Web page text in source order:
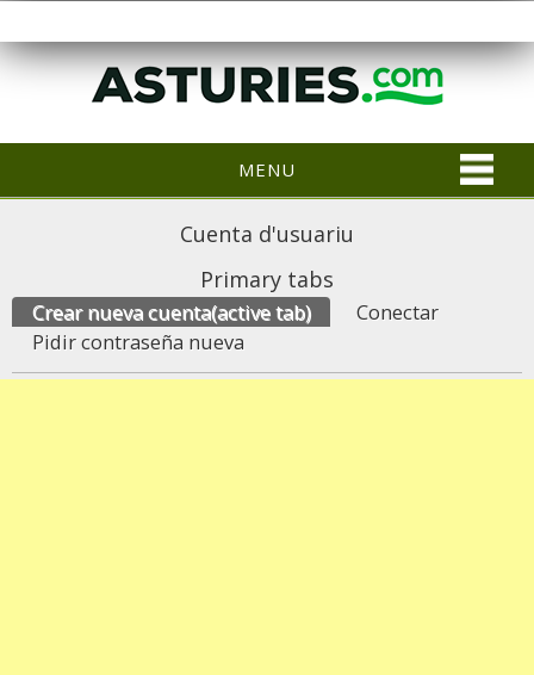
MENU
Cuenta d'usuariu
Primary tabs
Crear nueva cuenta(active tab)
Conectar
Pidir contraseña nueva